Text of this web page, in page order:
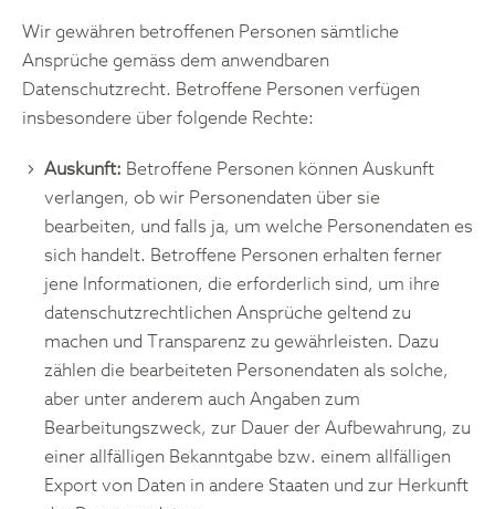
Wir gewähren betroffenen Personen sämtliche
Ansprüche gemäss dem anwendbaren
Datenschutzrecht. Betroffene Personen verfügen
insbesondere über folgende Rechte:
Auskunft: Betroffene Personen können Auskunft
verlangen, ob wir Personendaten über sie
bearbeiten, und falls ja, um welche Personendaten es
sich handelt. Betroffene Personen erhalten ferner
jene Informationen, die erforderlich sind, um ihre
datenschutzrechtlichen Ansprüche geltend zu
machen und Transparenz zu gewährleisten. Dazu
zählen die bearbeiteten Personendaten als solche,
aber unter anderem auch Angaben zum
Bearbeitungszweck, zur Dauer der Aufbewahrung, zu
einer allfälligen Bekanntgabe bzw. einem allfälligen
Export von Daten in andere Staaten und zur Herkunft